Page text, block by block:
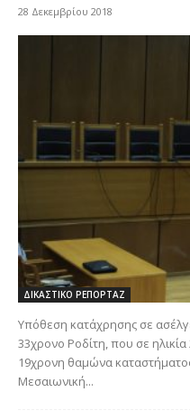
28 Δεκεμβρίου 2018
ΔΙΚΑΣΤΙΚΟ ΡΕΠΟΡΤΑΖ
Yπόθεση κατάχρησης σε
33χρονο Ροδίτη, που σε
19χρονη θαμώνα
Μεσαιωνική...